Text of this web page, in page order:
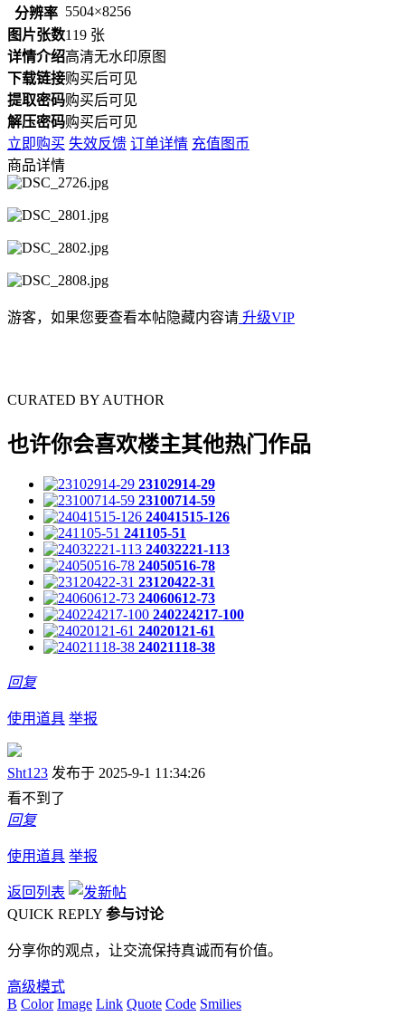
分辨率 5504×8256
图片张数119 张
详情介绍高清无水印原图
下载链接购买后可见
提取密码购买后可见
解压密码购买后可见
立即购买 失效反馈 订单详情 充值图币
商品详情
游客，如果您要查看本帖隐藏内容请 升级VIP
CURATED BY AUTHOR
也许你会喜欢楼主其他热门作品
23102914-29
23100714-59
24041515-126
241105-51
24032221-113
24050516-78
23120422-31
24060612-73
240224217-100
24020121-61
24021118-38
回复
使用道具 举报
Sht123 发布于 2025-9-1 11:34:26
看不到了
回复
使用道具 举报
返回列表
QUICK REPLY 参与讨论
分享你的观点，让交流保持真诚而有价值。
高级模式
B Color Image Link Quote Code Smilies